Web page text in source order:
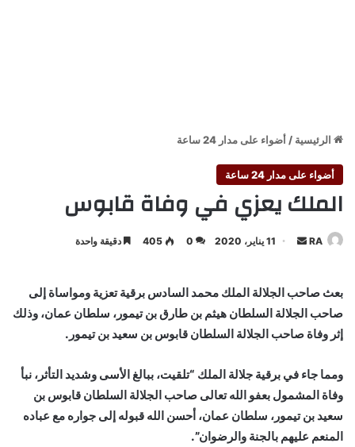
الرئيسية / أضواء على مدار 24 ساعة
أضواء على مدار 24 ساعة
الملك يعزي في وفاة قابوس
RA
أرسل 11 يناير، 2020 0
405 دقيقة واحدة
بعث صاحب الجلالة الملك محمد السادس برقية تعزية ومواساة إلى
صاحب الجلالة السلطان هيثم بن طارق بن تيمور، سلطان عمان، وذلك
إثر وفاة صاحب الجلالة السلطان قابوس بن سعيد بن تيمور.
ومما جاء في برقية جلالة الملك “تلقيت، ببالغ الأسى وشديد التأثر، نبأ
وفاة المشمول بعفو الله تعالى صاحب الجلالة السلطان قابوس بن
سعيد بن تيمور، سلطان عمان، أحسن الله قبوله إلى جواره مع عباده
المنعم عليهم بالجنة والرضوان”.